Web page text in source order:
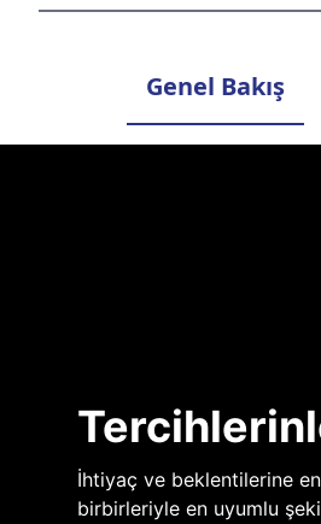
Genel Bakış
İhtiyaç ve beklentilerine
birbirleriyle en uyumlu